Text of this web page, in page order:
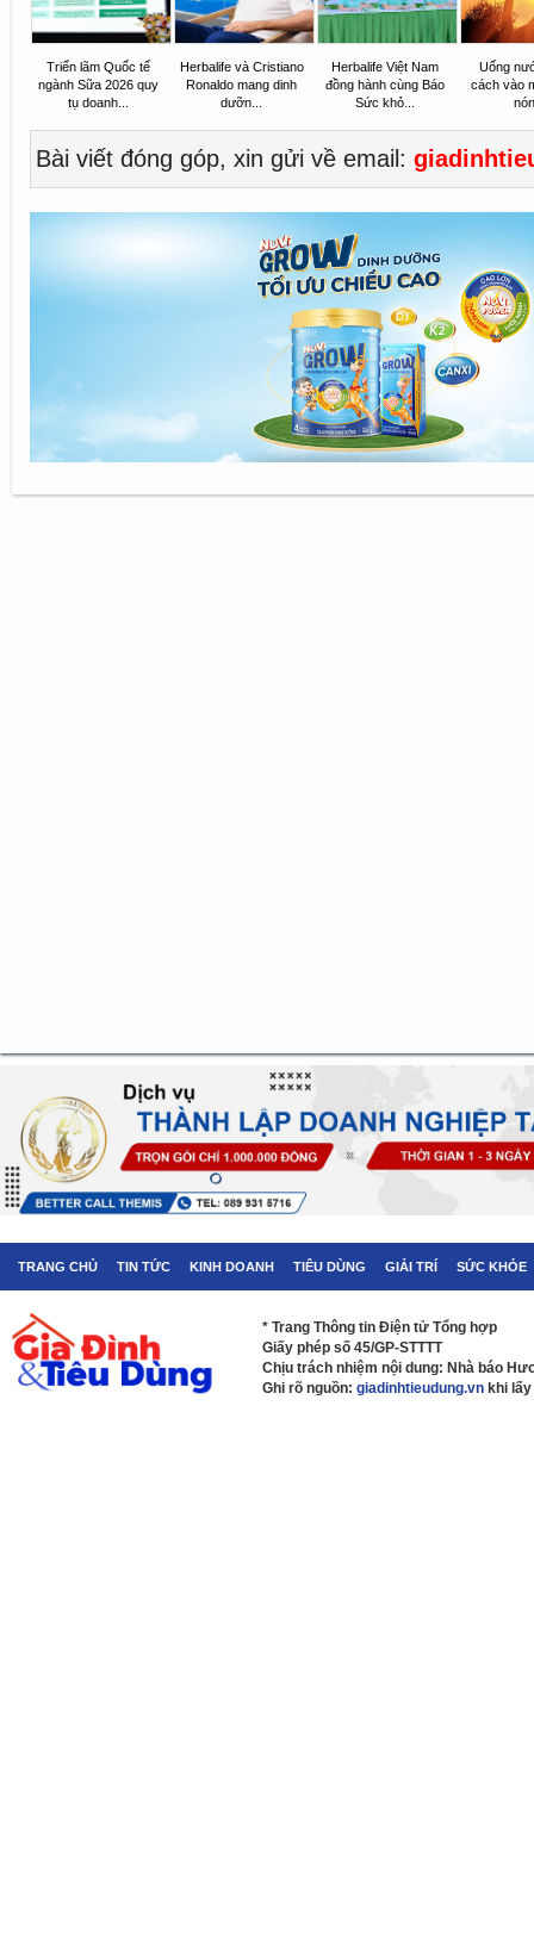
Triển lãm Quốc tế
ngành Sữa 2026 quy
tụ doanh...
Herbalife và Cristiano
Ronaldo mang dinh
dưỡn...
Herbalife Việt Nam
đồng hành cùng Báo
Sức khỏ...
Uống
cách vào
Bài viết đóng góp, xin gửi về email:
TRANG CHỦ TIN TỨC KINH DOANH TIÊU DÙNG GIẢI TRÍ SỨC KHỎE
* Trang Thông tin Điện tử Tổng hợp
Giấy phép số 45/GP-STTTT
Chịu trách nhiệm nội dung: Nhà báo
Ghi rõ nguồn: giadinhtieudung.vn khi